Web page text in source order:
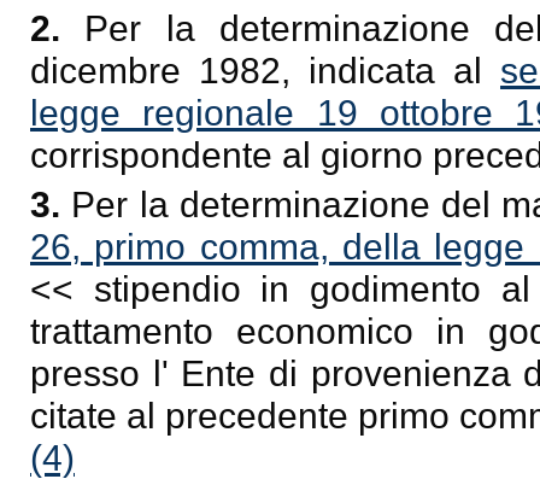
2. Per la determinazione
dicembre 1982, indicata al
legge regionale 19 ottobre
corrispondente al giorno
3. Per la determinazione del
26, primo comma, della
<< stipendio in godimento
trattamento economico in
presso l' Ente di provenienza
citate al precedente primo
(4)